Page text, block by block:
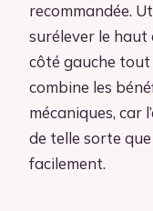
recommandée.
surélever le haut
côté gauche
combine les
mécaniques, car
de telle sorte
facilement.